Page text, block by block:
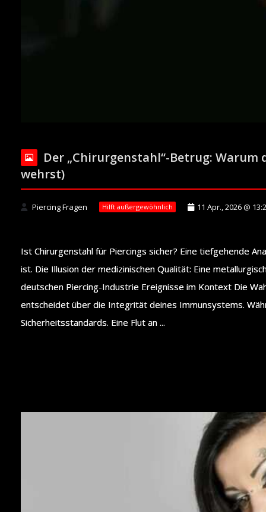
Der „Chirurgenstahl“-Betrug:
wehrst)
Piercing Fragen Hilft außergewöhnlich 11 Apr., 2026 @
Ist Chirurgenstahl für Piercings sicher? Eine tiefgehende
ist. Die Illusion der medizinischen Qualität: Eine
deutschen Piercing-Industrie Ereignisse im Kontext Die
entscheidet über die Integrität deines Immunsystems.
Sicherheitsstandards. Eine Flut an ...